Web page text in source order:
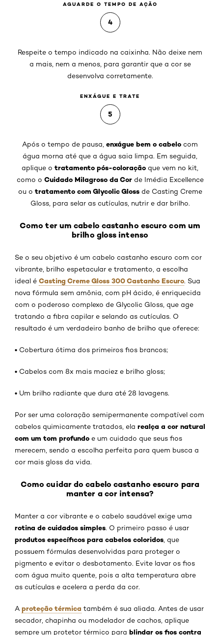
AGUARDE O TEMPO DE AÇÃO
4
Respeite o tempo indicado na caixinha. Não deixe nem
a mais, nem a menos, para garantir que a cor se
desenvolva corretamente.
ENXÁGUE E TRATE
5
Após o tempo de pausa, enxágue bem o cabelo com
água morna até que a água saia limpa. Em seguida,
aplique o tratamento pós-coloração que vem no kit,
como o Cuidado Milagroso da Corde Imédia Excellence
ou o tratamento com Glycolic Glossde Casting Creme
Gloss, para selar as cutículas, nutrir e dar brilho.
Como ter um cabelo castanho escuro com um
brilho gloss intenso
Se o seu objetivo é um cabelo castanho escuro com cor
vibrante, brilho espetacular e tratamento, a escolha
ideal é Casting Creme Gloss 300 Castanho Escuro. Sua
nova fórmula sem amônia, com pH ácido, é enriquecida
com o poderoso complexo de Glycolic Gloss, que age
tratando a fibra capilar e selando as cutículas. O
resultado é um verdadeiro banho de brilho que oferece:
• Cobertura ótima dos primeiros fios brancos;
• Cabelos com 8x mais maciez e brilho gloss;
• Um brilho radiante que dura até 28 lavagens.
Por ser uma coloração semipermanente compatível com
cabelos quimicamente tratados, ela realça a cor natural
com um tom profundo e um cuidado que seus fios
merecem, sendo a escolha perfeita para quem busca a
cor mais gloss da vida.
Como cuidar do cabelo castanho escuro para
manter a cor intensa?
Manter a cor vibrante e o cabelo saudável exige uma
rotina de cuidados simples. O primeiro passo é usar
produtos específicos para cabelos coloridos , que
possuem fórmulas desenvolvidas para proteger o
pigmento e evitar o desbotamento. Evite lavar os fios
com água muito quente, pois a alta temperatura abre
as cutículas e acelera a perda da cor.
A proteção térmica também é sua aliada. Antes de usar
secador, chapinha ou modelador de cachos, aplique
sempre um protetor térmico para blindar os fios contra